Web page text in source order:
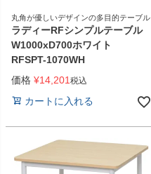
丸角が優しいデザインの多目的テーブル
ラディーRFシンプルテーブル
W1000xD700ホワイト
RFSPT-1070WH
価格 ¥14,201税込
カートに入れる